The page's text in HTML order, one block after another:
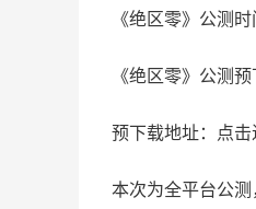
《绝区零》公测
《绝区零》公测
预下载地址：点击
本次为全平台公测